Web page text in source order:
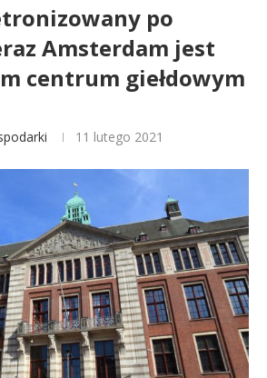
po
Amsterdam jest
centrum giełdowym
11 lutego 2021